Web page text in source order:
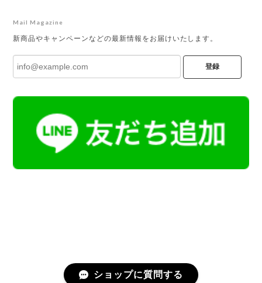
Mail Magazine
新商品やキャンペーンなどの最新情報をお届けいたします。
登録
ショップに質問する